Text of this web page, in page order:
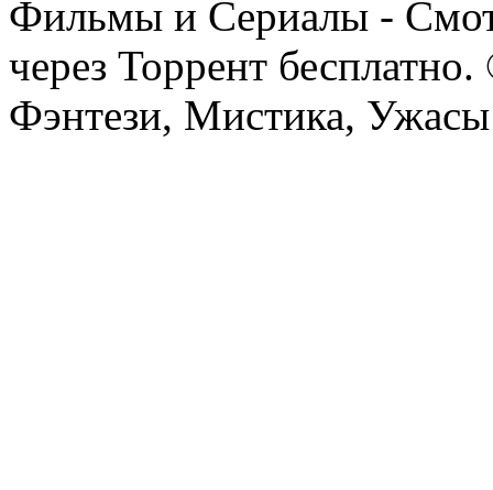
Фильмы и Сериалы -
через Торрент
Фэнтези, Мистика,